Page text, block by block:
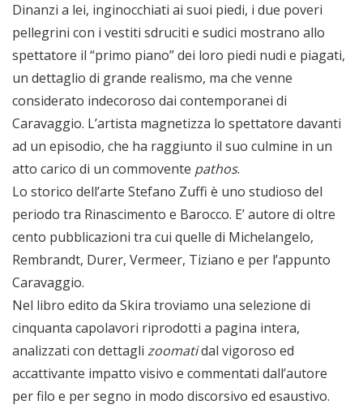
Dinanzi a lei, inginocchiati ai suoi piedi, i due poveri
pellegrini con i vestiti sdruciti e sudici mostrano allo
spettatore il “primo piano” dei loro piedi nudi e piagati,
un dettaglio di grande realismo, ma che venne
considerato indecoroso dai contemporanei di
Caravaggio. L’artista magnetizza lo spettatore davanti
ad un episodio, che ha raggiunto il suo culmine in un
atto carico di un commovente pathos.
Lo storico dell’arte Stefano Zuffi è uno studioso del
periodo tra Rinascimento e Barocco. E’ autore di oltre
cento pubblicazioni tra cui quelle di Michelangelo,
Rembrandt, Durer, Vermeer, Tiziano e per l’appunto
Caravaggio.
Nel libro edito da Skira troviamo una selezione di
cinquanta capolavori riprodotti a pagina intera,
analizzati con dettagli zoomatidal vigoroso ed
accattivante impatto visivo e commentati dall’autore
per filo e per segno in modo discorsivo ed esaustivo.